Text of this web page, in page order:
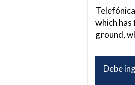
which
ground,
Debe